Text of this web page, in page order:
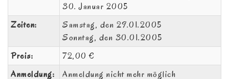
30. Januar 2005
Zeiten:
Samstag, den 29.01.2005
Sonntag, den 30.01.2005
Preis:
72,00 €
Anmeldung:
Anmeldung nicht mehr möglich